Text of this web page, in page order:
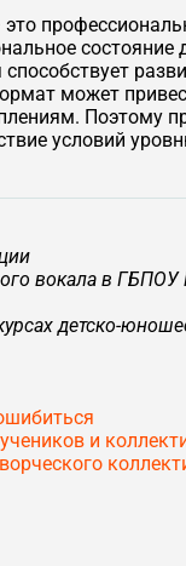
состояние
может
Поэтому
условий
вокала в ГБПОУ
детско-
и